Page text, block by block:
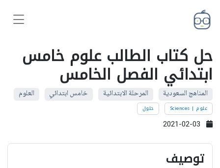
حل كتاب الطالب علوم خامس
ابتدائي الفصل الخامس
المناهج السعودية المرحلة الابتدائية خامس ابتدائي العلوم
علوم | Sciences حلول
توصيف